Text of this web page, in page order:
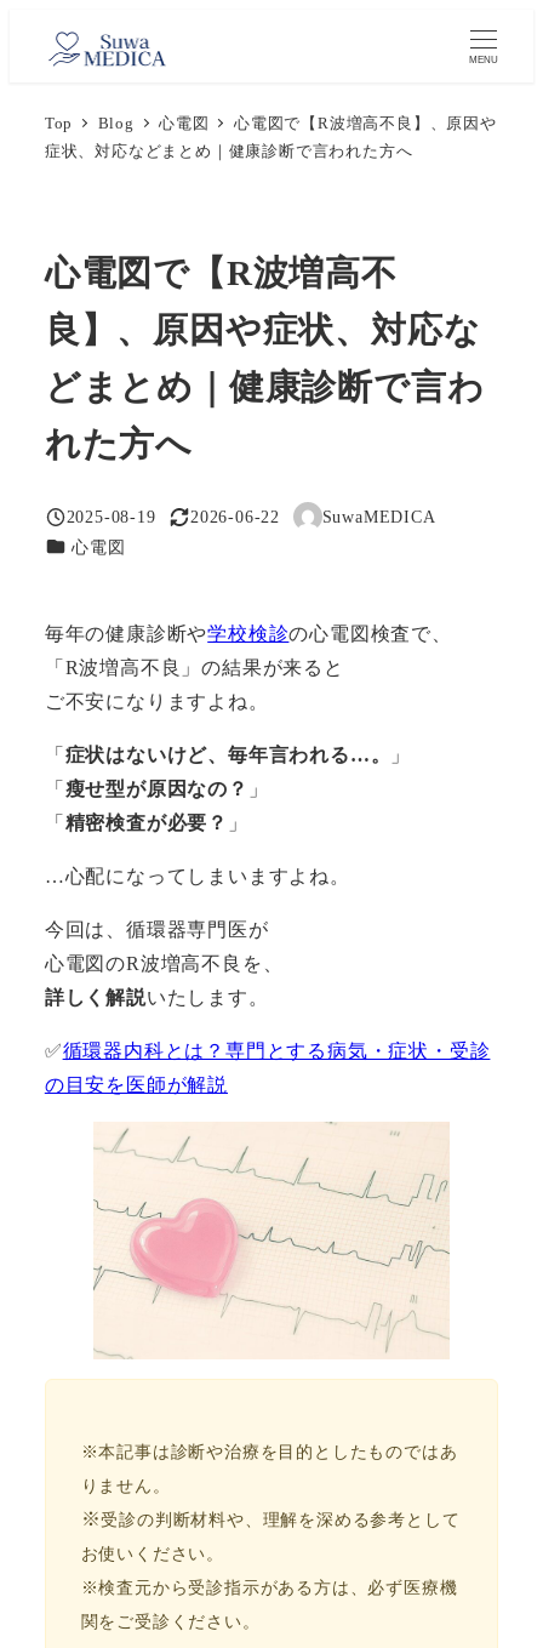
MENU
Top Blog 心電図
心電図で【R波増高不良】、原因や
症状、対応などまとめ｜健康診断で言われた方へ
心電図で【R波増高不
良】、原因や症状、対応な
どまとめ｜健康診断で言わ
れた方へ
投稿日
2025-08-19
更新日
2026-06-22
著
SuwaMEDICA
カテゴリー
心電図
毎年の健康診断や学校検診の心電図検査で、
「R波増高不良」の結果が来ると
ご不安になりますよね。
「 症状はないけど、毎年言われる…。
」
「 瘦せ型が原因なの？ 」
「 精密検査が必要？ 」
…心配になってしまいますよね。
今回は、循環器専門医が
心電図のR波増高不良を、
詳しく解説いたします。
✅循環器内科とは？専門とする病気・症状・受診
の目安を医師が解説
※本記事は診断や治療を目的としたものではあ
りません。
※受診の判断材料や、理解を深める参考として
お使いください。
※検査元から受診指示がある方は、必ず医療機
関をご受診ください。